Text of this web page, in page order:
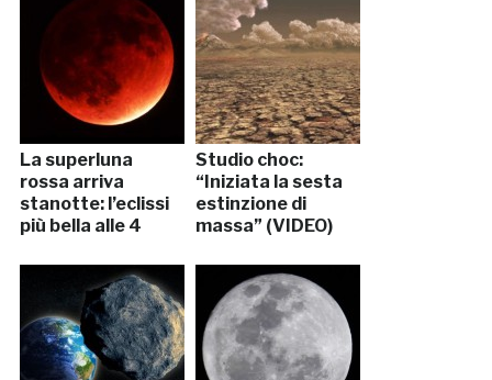
La superluna
rossa arriva
stanotte: l’eclissi
più bella alle 4
Studio choc:
“Iniziata la sesta
estinzione di
massa” (VIDEO)